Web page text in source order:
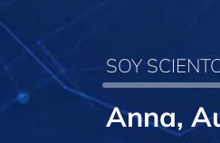
SOY
Anna,